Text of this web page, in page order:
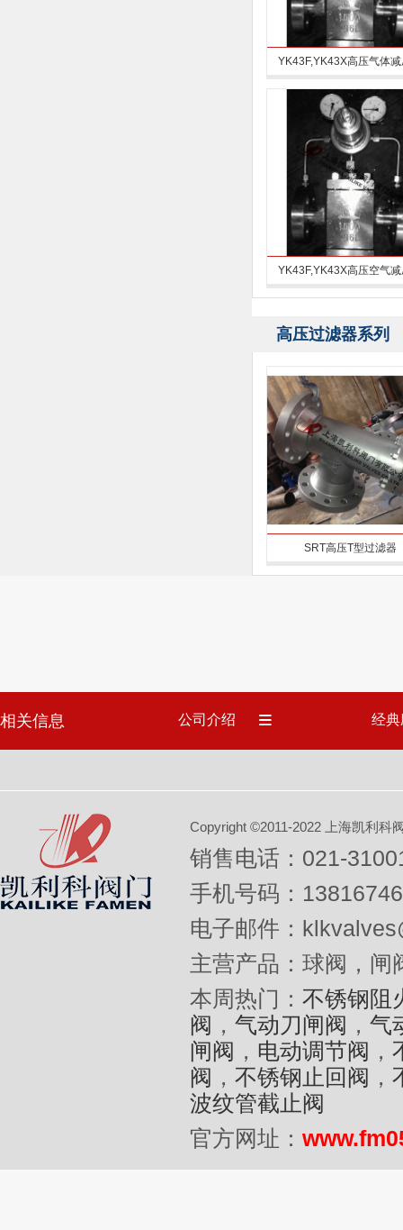
YK43F,YK43X高压气体
YK43F,YK43X高压空气
高压过滤器系列
SRT高压T型过滤器
相关信息 公司介绍 经
Copyright ©2011-2022 上海凯利科
销售电话：021-
手机号码：
电子邮件：
主营产品：球阀，闸
本周热门： 不锈钢阻
阀 ， 气动刀闸阀 ， 气
闸阀 ， 电动调节阀 ，
阀 ， 不锈钢止回阀 ，
波纹管截止阀
官方网址：